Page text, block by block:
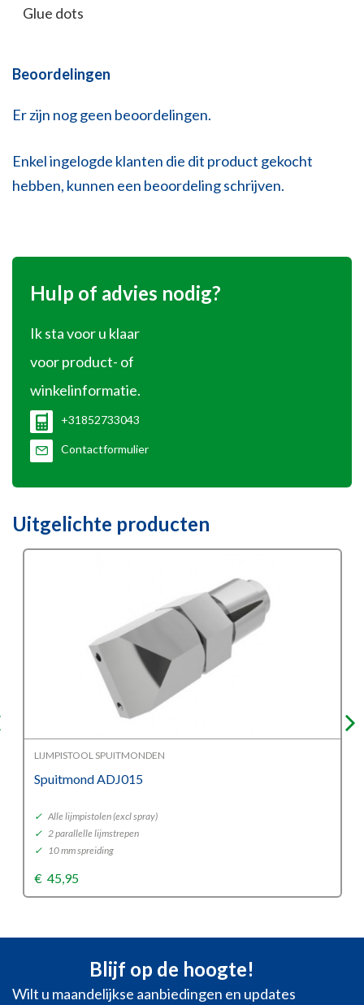
Glue dots
Beoordelingen
Er zijn nog geen beoordelingen.
Enkel ingelogde klanten die dit product gekocht
hebben, kunnen een beoordeling schrijven.
Hulp of advies nodig?
Ik sta voor u klaar
voor product- of
winkelinformatie.
+31852733043
Contactformulier
Uitgelichte producten
LIJMPISTOOL SPUITMONDEN
Spuitmond ADJ015
✓ Alle lijmpistolen (excl spray)
✓ 2 parallelle lijmstrepen
✓ 10 mm spreiding
€ 45,95
Blijf op de hoogte!
Wilt u maandelijkse aanbiedingen en updates